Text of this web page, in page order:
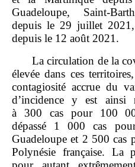
Guadeloupe,
depuis le 29 juillet
depuis le 12 août 2021.
La circulation de la
élevée dans ces
contagiosité accrue du
d’incidence y est ainsi
à 300 cas pour 100
dépassé 1 000 cas
Guadeloupe et 2 500 cas
Polynésie française. La